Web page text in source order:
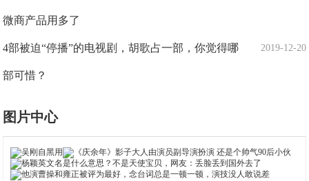
微商产品用多了
2019-12-20
4部被迫“停播”的电视剧，胡歌占一部，你觉得哪
部可惜？
图片中心